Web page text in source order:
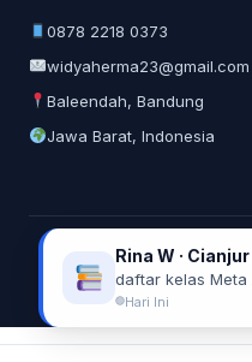
0878 2218 0373
widyaherma23@gmail.com
Baleendah, Bandung
Jawa Barat, Indonesia
© 2026 Widya
Privacy
Rina W · Cianjur
daftar kelas Meta
Hari Ini